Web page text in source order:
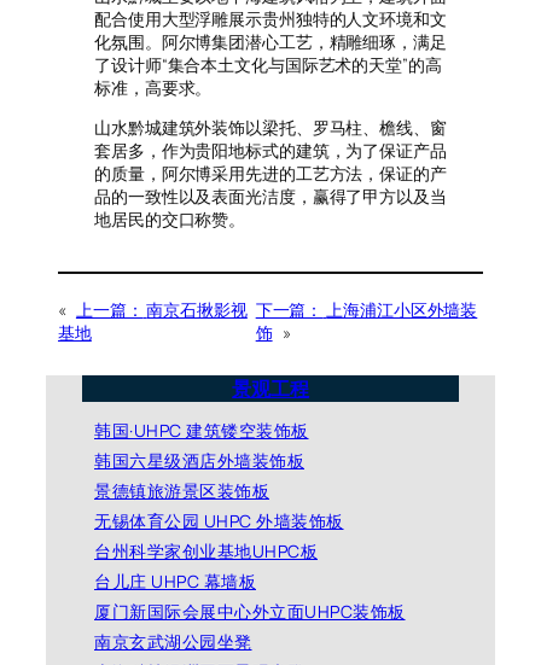
配合使用大型浮雕展示贵州独特的人文环境和文
化氛围。阿尔博集团潜心工艺，精雕细琢，满足
了设计师“集合本土文化与国际艺术的天堂”的高
标准，高要求。
山水黔城建筑外装饰以梁托、罗马柱、檐线、窗
套居多，作为贵阳地标式的建筑，为了保证产品
的质量，阿尔博采用先进的工艺方法，保证的产
品的一致性以及表面光洁度，赢得了甲方以及当
地居民的交口称赞。
« 上一篇： 南京石揪影视
基地
下一篇：
上海浦江小区外墙装
饰 »
景观工程
韩国·UHPC 建筑镂空装饰板
韩国六星级酒店外墙装饰板
景德镇旅游景区装饰板
无锡体育公园 UHPC 外墙装饰板
台州科学家创业基地UHPC板
台儿庄 UHPC 幕墙板
厦门新国际会展中心外立面UHPC装饰板
南京玄武湖公园坐凳